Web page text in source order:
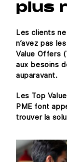
plus
Les clients
n’avez pas
Value Offers
aux besoins
auparavant.
Les Top
PME font
trouver la